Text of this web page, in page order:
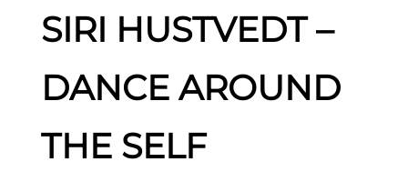
SIRI HUSTVEDT –
DANCE AROUND
THE SELF